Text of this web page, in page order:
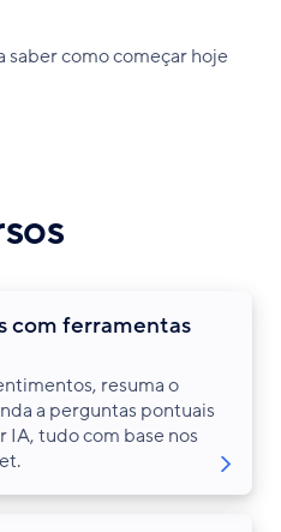
saber como começar hoje
com ferramentas
resuma o
a perguntas pontuais
IA, tudo com base nos